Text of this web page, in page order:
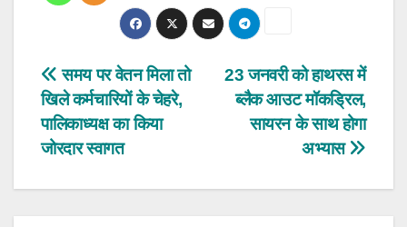
Post
navigation
23 जनवरी को हाथरस में
ब्लैक आउट मॉकड्रिल,
सायरन के साथ होगा
अभ्यास
समय पर वेतन मिला तो
खिले कर्मचारियों के चेहरे,
पालिकाध्यक्ष का किया
जोरदार स्वागत